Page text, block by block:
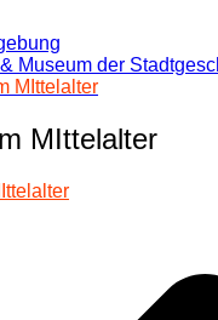
Museum der
MIttelalter
MIttelalter